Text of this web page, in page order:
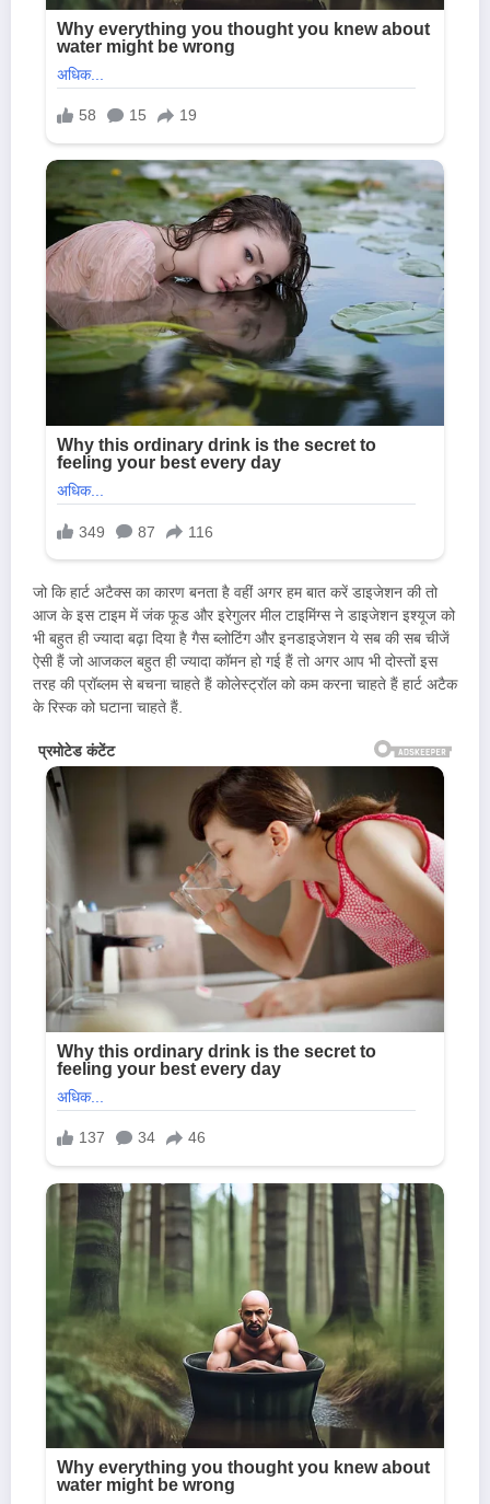
जो कि हार्ट अटैक्स का कारण बनता है वहीं अगर हम बात करें डाइजेशन की तो
आज के इस टाइम में जंक फूड और इरेगुलर मील टाइमिंग्स ने डाइजेशन इश्यूज को
भी बहुत ही ज्यादा बढ़ा दिया है गैस ब्लोटिंग और इनडाइजेशन ये सब की सब चीजें
ऐसी हैं जो आजकल बहुत ही ज्यादा कॉमन हो गई हैं तो अगर आप भी दोस्तों इस
तरह की प्रॉब्लम से बचना चाहते हैं कोलेस्ट्रॉल को कम करना चाहते हैं हार्ट अटैक
के रिस्क को घटाना चाहते हैं.